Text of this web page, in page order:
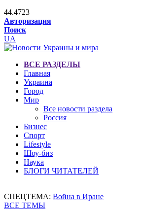
44.4723
Авторизация
Поиск
UA
ВСЕ РАЗДЕЛЫ
Главная
Украина
Город
Мир
Все новости раздела
Россия
Бизнес
Спорт
Lifestyle
Шоу-биз
Наука
БЛОГИ ЧИТАТЕЛЕЙ
СПЕЦТЕМА: Война в Иране
ВСЕ ТЕМЫ